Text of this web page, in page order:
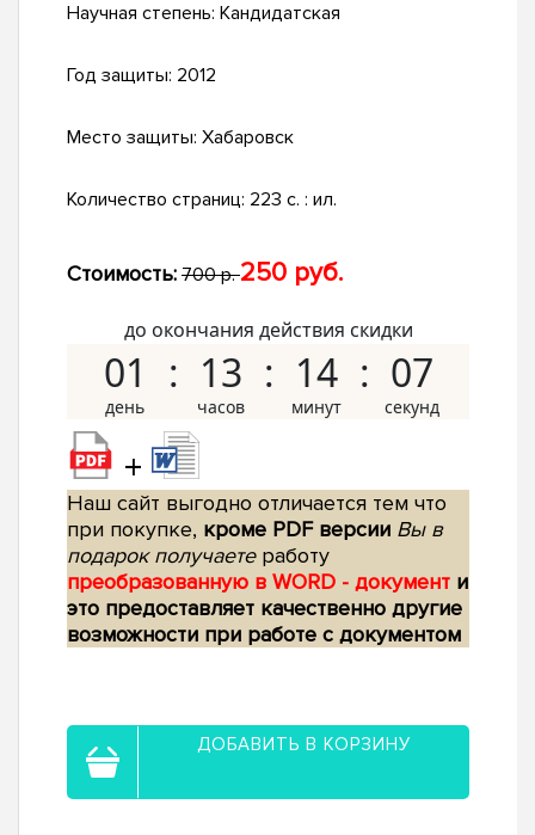
Научная степень: Кандидатская
Год защиты: 2012
Место защиты: Хабаровск
Количество страниц: 223 с. : ил.
Стоимость: 700 р.250 руб.
до окончания действия скидки
01 13 14 06
+
Наш сайт выгодно отличается тем что
при покупке, кроме PDF версии Вы в
подарок получаетеработу
преобразованную в WORD - документ и
это предоставляет качественно другие
возможности при работе с документом
ДОБАВИТЬ В КОРЗИНУ